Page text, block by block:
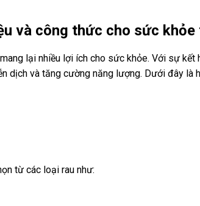
và công thức cho sức khỏe
lại nhiều lợi ích cho sức khỏe. Với sự
dịch và tăng cường năng lượng. Dưới đây
từ các loại rau như: